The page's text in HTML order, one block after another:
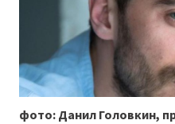
фото: Данил Головкин,